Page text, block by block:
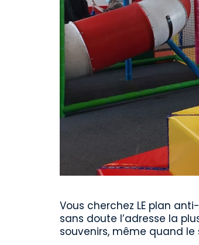
Vous cherchez LE plan
sans doute l’adresse la
souvenirs, même quand le